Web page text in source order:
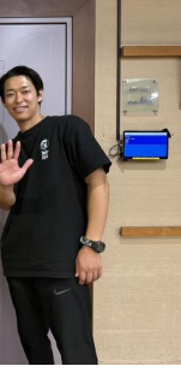
し、森保監督の
してきた」とい
テージで証明で
くためには、や
ます。
ケガする国は
必要なのがW杯
は厚くなったけ
層をもっと厚くし
国と比べたとき
まだまだ厚くし
素晴らしいイン
前半の終了間際に
かし、後半に入
が一方的に押し
術が打ち出せな
し具体的な戦略
には思ってしま
ができれば一番
見で「戦術は後
ういうことかと
てくる、それに
チでその都度